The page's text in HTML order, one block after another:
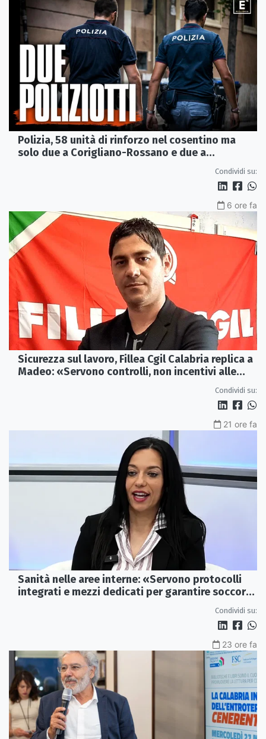
Polizia, 58 unità di rinforzo nel cosentino ma
solo due a Corigliano-Rossano e due a
Condividi su:
6 ore fa
Sicurezza sul lavoro, Fillea Cgil Calabria replica a
Madeo: «Servono controlli, non incentivi alle
Condividi su:
21 ore fa
Sanità nelle aree interne: «Servono protocolli
integrati e mezzi dedicati per garantire soccorsi
Condividi su:
23 ore fa